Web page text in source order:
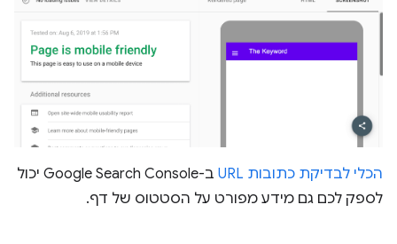
הכלי לבדיקת כתובות URL
ב-Google Search Console יכול
לספק לכם גם מידע מפורט על הסטטוס של דף.